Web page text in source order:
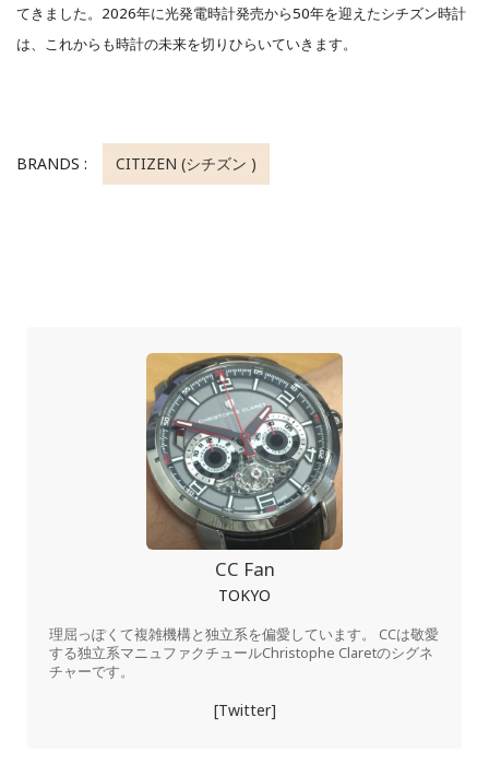
てきました。2026年に光発電時計発売から50年を迎えたシチズン時計
は、これからも時計の未来を切りひらいていきます。
BRANDS : CITIZEN (シチズン )
CC Fan
TOKYO
理屈っぽくて複雑機構と独立系を偏愛しています。 CCは敬愛
する独立系マニュファクチュールChristophe Claretのシグネ
チャーです。
[Twitter]